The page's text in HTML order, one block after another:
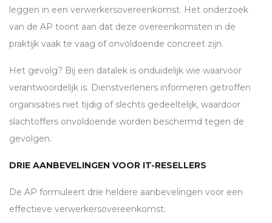
leggen in een verwerkersovereenkomst. Het onderzoek
van de AP toont aan dat deze overeenkomsten in de
praktijk vaak te vaag of onvoldoende concreet zijn.
Het gevolg? Bij een datalek is onduidelijk wie waarvoor
verantwoordelijk is. Dienstverleners informeren getroffen
organisaties niet tijdig of slechts gedeeltelijk, waardoor
slachtoffers onvoldoende worden beschermd tegen de
gevolgen.
DRIE AANBEVELINGEN VOOR IT-RESELLERS
De AP formuleert drie heldere aanbevelingen voor een
effectieve verwerkersovereenkomst: